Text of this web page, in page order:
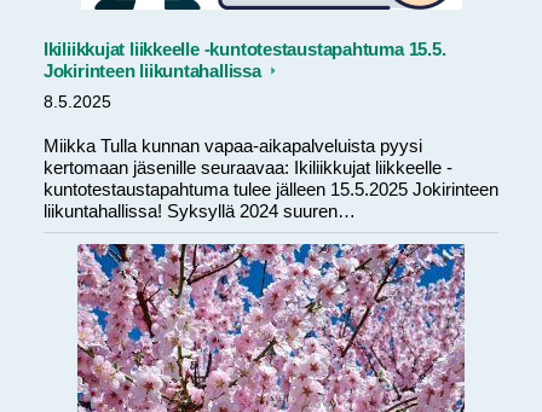
Ikiliikkujat liikkeelle -kuntotestaustapahtuma 15.5.
Jokirinteen liikuntahallissa
8.5.2025
Miikka Tulla kunnan vapaa-aikapalveluista pyysi
kertomaan jäsenille seuraavaa: Ikiliikkujat liikkeelle -
kuntotestaustapahtuma tulee jälleen 15.5.2025 Jokirinteen
liikuntahallissa! Syksyllä 2024 suuren…